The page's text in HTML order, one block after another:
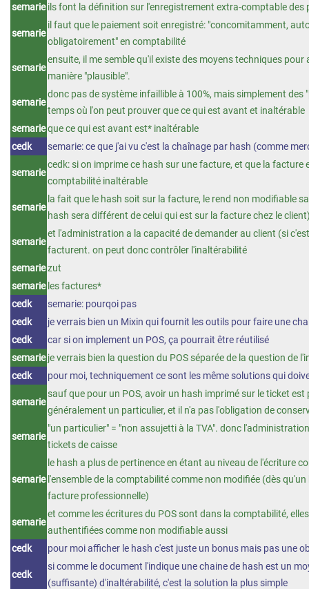
semarie ils font la définition sur l'enregistrement extra-comptable des
semarie
il faut que le paiement soit enregistré: "concomitamment,
obligatoirement" en comptabilité
semarie
ensuite, il me semble qu'il existe des moyens techniques
manière "plausible".
semarie
donc pas de système infaillible à 100%, mais simplement des
temps où l'on peut prouver que ce qui est avant et inaltérable
semarieque ce qui est avant est* inaltérable
cedk
semarie: ce que j'ai vu c'est la chaînage par hash (comme
semarie
cedk: si on imprime ce hash sur une facture, et que la facture
comptabilité inaltérable
semarie
la fait que le hash soit sur la facture, le rend non modifiable
hash sera différent de celui qui est sur la facture chez le
semarie
et l'administration a la capacité de demander au client (si
facturent. on peut donc contrôler l'inaltérabilité
semariezut
semarie les factures*
cedk
semarie: pourqoi pas
cedk
je verrais bien un Mixin qui fournit les outils pour faire une
cedk
car si on implement un POS, ça pourrait être réutilisé
semarie je verrais bien la question du POS séparée de la question de
cedk
pour moi, techniquement ce sont les même solutions qui
semarie
sauf que pour un POS, avoir un hash imprimé sur le ticket
généralement un particulier, et il n'a pas l'obligation de
semarie
"un particulier" = "non assujetti à la TVA". donc
tickets de caisse
semarie
le hash a plus de pertinence en étant au niveau de l'écriture
l'ensemble de la comptabilité comme non modifiée (dès
facture professionnelle)
semarie
et comme les écritures du POS sont dans la comptabilité,
authentifiées comme non modifiable aussi
cedk
pour moi afficher le hash c'est juste un bonus mais pas une
cedk
si comme le document l'indique une chaine de hash est un
(suffisante) d'inaltérabilité, c'est la solution la plus simple